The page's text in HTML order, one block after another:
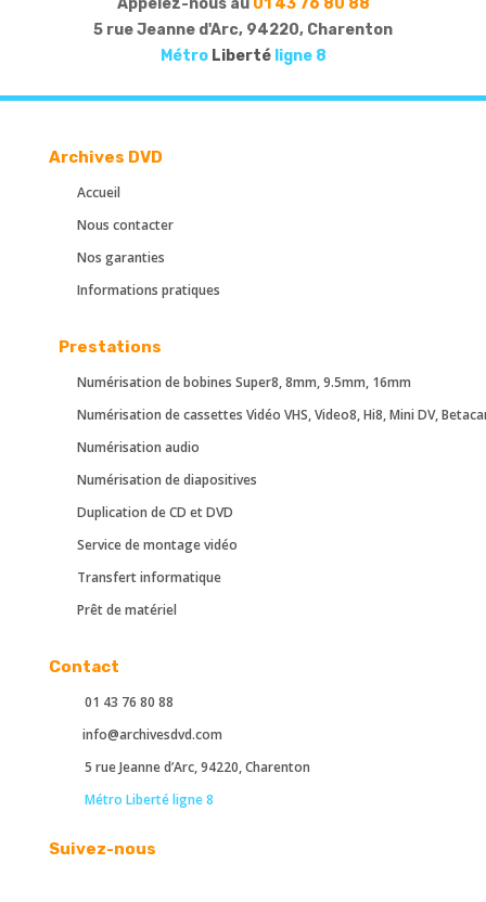
Appelez-nous au 01 43 76 80 88
5 rue Jeanne d'Arc, 94220, Charenton
Métro Libertéligne 8
Archives DVD
Accueil
Nous contacter
Nos garanties
Informations pratiques
Prestations
Numérisation de bobines Super8, 8mm, 9.5mm, 16mm
Numérisation de cassettes Vidéo VHS, Video8, Hi8, Mini DV,
Numérisation audio
Numérisation de diapositives
Duplication de CD et DVD
Service de montage vidéo
Transfert informatique
Prêt de matériel
Contact
01 43 76 80 88
info@archivesdvd.com
5 rue Jeanne d’Arc, 94220, Charenton
Métro Liberté ligne 8
Suivez-nous